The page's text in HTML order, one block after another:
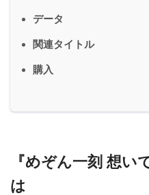
データ
関連タイトル
購入
『めぞん一刻 想い
は